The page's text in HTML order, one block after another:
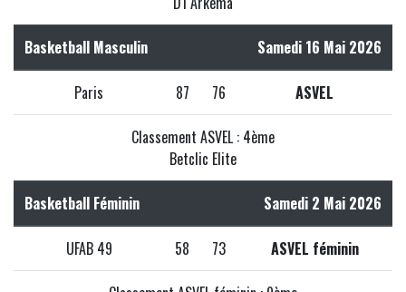
Basketball Masculin Samedi 16 Mai 2026
Paris 87 76 ASVEL
Classement ASVEL : 4ème
Betclic Elite
Basketball Féminin Samedi 2 Mai 2026
UFAB 49 58 73 ASVEL féminin